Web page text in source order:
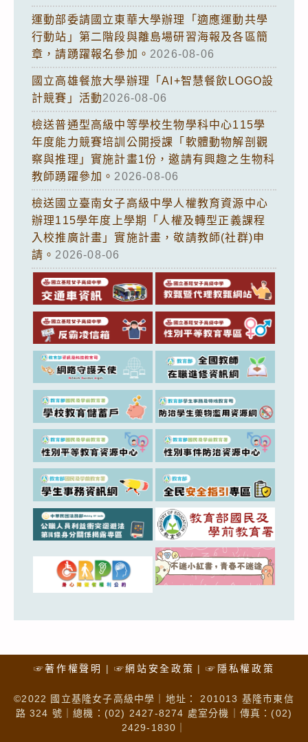
運動部委請國立東華大學辦理「適應運動共學
行動站」第二階段與離島場研習海報及各區簡
章，請踴躍報名參加。 2026-08-06
國立高雄餐旅大學辦理「AI+智慧餐飲LOGO設
計競賽」活動2026-08-06
檢送普通型高級中等學校生物學科中心115學
年度能力競賽培訓公開授課「軟體動物解剖觀
察與推理」實施計畫1份，邀請有興趣之生物科
教師踴躍參加。 2026-08-06
檢送國立臺南女子高級中學人權教育資源中心
辦理115學年度上學期「人權及轉型正義課程
入校推廣計畫」實施計畫，敬請教師(社群)申
請。 2026-08-06
☞著作權聲明 ☞網站安全政策 ☞隱私權政策
©2022 國立基隆女子高級中學｜地址： 201013 基隆市東信
路 324 號｜總機：(02) 2427-8274 處室分機｜傳真：(02)
2429-1830｜